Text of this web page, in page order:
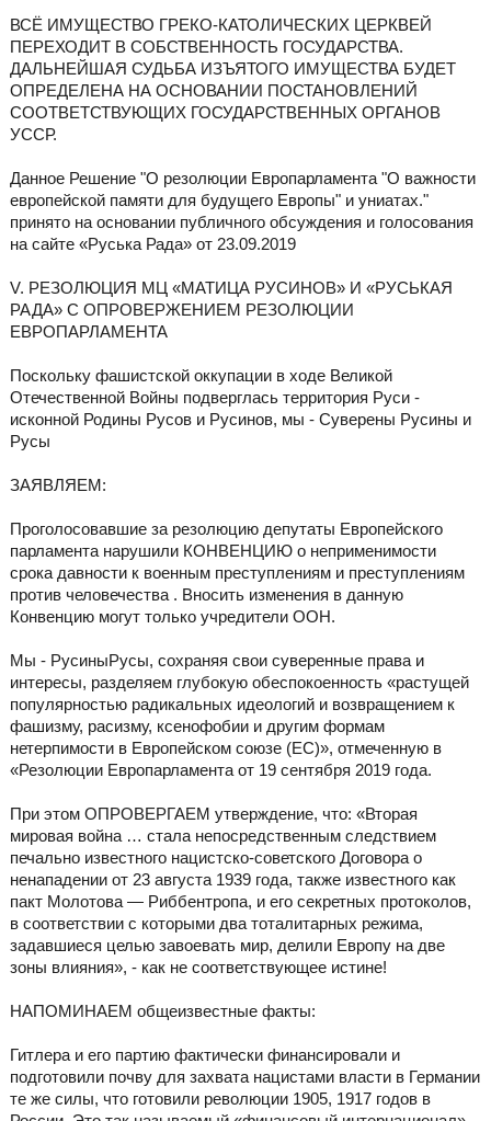
ВСЁ ИМУЩЕСТВО ГРЕКО-КАТОЛИЧЕСКИХ ЦЕРКВЕЙ
ПЕРЕХОДИТ В СОБСТВЕННОСТЬ ГОСУДАРСТВА.
ДАЛЬНЕЙШАЯ СУДЬБА ИЗЪЯТОГО ИМУЩЕСТВА БУДЕТ
ОПРЕДЕЛЕНА НА ОСНОВАНИИ ПОСТАНОВЛЕНИЙ
СООТВЕТСТВУЮЩИХ ГОСУДАРСТВЕННЫХ ОРГАНОВ
УССР.
Данное Решение "О резолюции Европарламента "О важности
европейской памяти для будущего Европы" и униатах."
принято на основании публичного обсуждения и голосования
на сайте «Руська Рада» от 23.09.2019
V. РЕЗОЛЮЦИЯ МЦ «МАТИЦА РУСИНОВ» И «РУСЬКАЯ
РАДА» С ОПРОВЕРЖЕНИЕМ РЕЗОЛЮЦИИ
ЕВРОПАРЛАМЕНТА
Поскольку фашистской оккупации в ходе Великой
Отечественной Войны подверглась территория Руси -
исконной Родины Русов и Русинов, мы - Суверены Русины и
Русы
ЗАЯВЛЯЕМ:
Проголосовавшие за резолюцию депутаты Европейского
парламента нарушили КОНВЕНЦИЮ о неприменимости
срока давности к военным преступлениям и преступлениям
против человечества . Вносить изменения в данную
Конвенцию могут только учредители ООН.
Мы - РусиныРусы, сохраняя свои суверенные права и
интересы, разделяем глубокую обеспокоенность «растущей
популярностью радикальных идеологий и возвращением к
фашизму, расизму, ксенофобии и другим формам
нетерпимости в Европейском союзе (ЕС)», отмеченную в
«Резолюции Европарламента от 19 сентября 2019 года.
При этом ОПРОВЕРГАЕМ утверждение, что: «Вторая
мировая война … стала непосредственным следствием
печально известного нацистско-советского Договора о
ненападении от 23 августа 1939 года, также известного как
пакт Молотова — Риббентропа, и его секретных протоколов,
в соответствии с которыми два тоталитарных режима,
задавшиеся целью завоевать мир, делили Европу на две
зоны влияния», - как не соответствующее истине!
НАПОМИНАЕМ общеизвестные факты:
Гитлера и его партию фактически финансировали и
подготовили почву для захвата нацистами власти в Германии
те же силы, что готовили революции 1905, 1917 годов в